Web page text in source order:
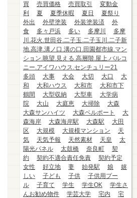
買
売買価格 売買取引
変動金
利
夏 夏季休暇 夏日
夏祭り
外出
外壁塗装 外装塗装済
外
食
多々戸浜 多い 多摩川
多摩
川.花火.世田谷.二子玉.二子玉川.二子新
地.高津.溝ノ口.溝の口.田園都市線.マン
ション.眺望.見える.高層階.屋上.バルコ
ニー.アイワハウス.センチュリー21
多頭
大事 大会 大切 大口
大
和
大和ハウス 大和市
大和市下
鶴間
大型収納 大型車
大学病
院
大山 大庭恵 大掃除
大森
大森サンハイツ
大森ベルポート
大
森海岸
大森海岸駅 大森駅
大田
区
大規模 大規模マンション
天
気
天気予報 天然素材 天皇
太
陽光パネル
太鼓橋 奈良町
契
約
契約不適合責任免責
契約予定
女性
好立地 妻 始発駅 娘
嬉
しい
子ども 子供
子供用プー
ル
子育て 学生 学生OK
学生さ
んお勧め物件
学芸大学 宅内
宅